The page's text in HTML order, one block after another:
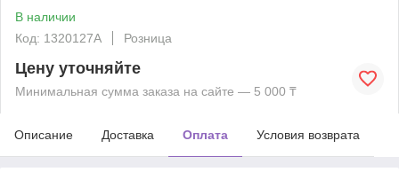
В наличии
Код: 1320127A
Розница
Цену уточняйте
Минимальная сумма заказа на сайте — 5 000 ₸
Описание Доставка Оплата Условия возврата